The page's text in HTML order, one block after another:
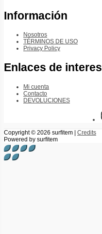
Información
Nosotros
TÉRMINOS DE USO
Privacy Policy
Enlaces de interes
Mi cuenta
Contacto
DEVOLUCIONES
Copyright © 2026 surfitem
Credits
Powered by surfitem